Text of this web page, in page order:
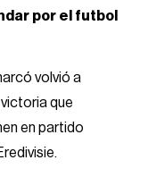
por el futbol
volvió a
que
en partido